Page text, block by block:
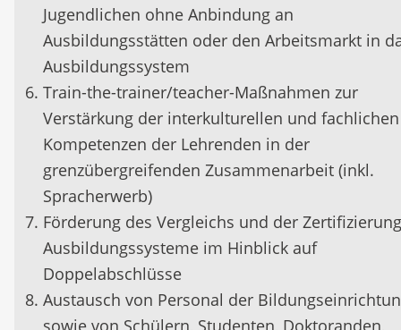
Jugendlichen ohne Anbindung an
Ausbildungsstätten oder den Arbeitsmarkt in
Ausbildungssystem
Train-the-trainer/teacher-Maßnahmen zur
Verstärkung der interkulturellen und fachlichen
Kompetenzen der Lehrenden in der
grenzübergreifenden Zusammenarbeit (inkl.
Spracherwerb)
Förderung des Vergleichs und der
Ausbildungssysteme im Hinblick auf
Doppelabschlüsse
Austausch von Personal der
sowie von Schülern, Studenten, Doktoranden,